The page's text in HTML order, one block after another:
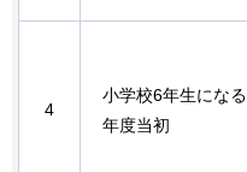
4
小学校6年生になる
年度当初